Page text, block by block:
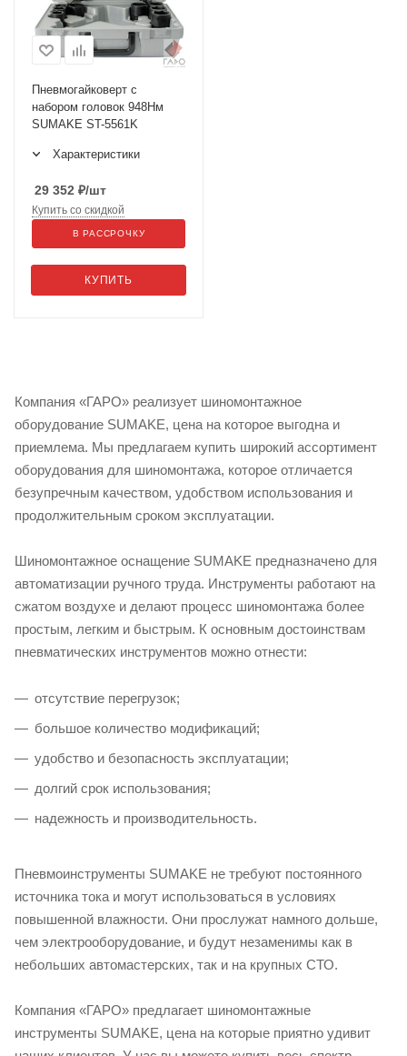
Пневмогайковерт с
набором головок 948Нм
SUMAKE ST-5561K
Характеристики
29 352 ₽/шт
КУПИТЬ
Купить со скидкой
В РАССРОЧКУ
Компания «ГАРО» реализует шиномонтажное
оборудование SUMAKE, цена на которое выгодна и
приемлема. Мы предлагаем купить широкий ассортимент
оборудования для шиномонтажа, которое отличается
безупречным качеством, удобством использования и
продолжительным сроком эксплуатации.
Шиномонтажное оснащение SUMAKE предназначено для
автоматизации ручного труда. Инструменты работают на
сжатом воздухе и делают процесс шиномонтажа более
простым, легким и быстрым. К основным достоинствам
пневматических инструментов можно отнести:
отсутствие перегрузок;
большое количество модификаций;
удобство и безопасность эксплуатации;
долгий срок использования;
надежность и производительность.
Пневмоинструменты SUMAKE не требуют постоянного
источника тока и могут использоваться в условиях
повышенной влажности. Они прослужат намного дольше,
чем электрооборудование, и будут незаменимы как в
небольших автомастерских, так и на крупных СТО.
Компания «ГАРО» предлагает шиномонтажные
инструменты SUMAKE, цена на которые приятно удивит